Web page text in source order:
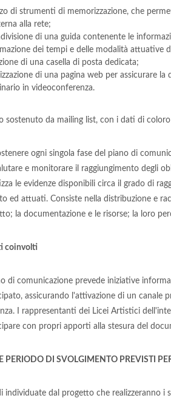
di strumenti di memorizzazione, che
alla rete;
di una guida contenente le
dei tempi e delle modalità attuative
di una casella di posta dedicata;
di una pagina web per assicurare
in videoconferenza.
sostenuto da mailing list, con i dati di
ogni singola fase del piano di
e monitorare il raggiungimento degli
le evidenze disponibili circa il grado di
ed attuati. Consiste nella distribuzione e
la documentazione e le risorse; la loro
coinvolti
di comunicazione prevede iniziative
assicurando l'attivazione di un canale
I rappresentanti dei Licei Artistici
con propri apporti alla stesura del
PERIODO DI SVOLGIMENTO PREVISTI
individuate dal progetto che realizzeranno i